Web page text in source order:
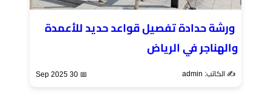
ورشة حدادة تفصيل قواعد حديد للأعمدة
والهناجر في الرياض
✍️ الكاتب: admin 📅 30 Sep 2025